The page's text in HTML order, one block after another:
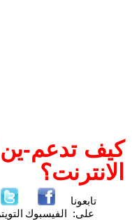
كيف تدعم-ين
الانترنت؟
تابعونا
على: الفيسبوك